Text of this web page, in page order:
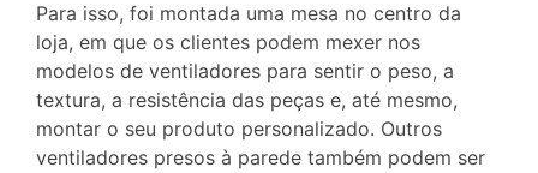
Para isso, foi montada uma mesa no centro da
loja, em que os clientes podem mexer nos
modelos de ventiladores para sentir o peso, a
textura, a resistência das peças e, até mesmo,
montar o seu produto personalizado. Outros
ventiladores presos à parede também podem ser